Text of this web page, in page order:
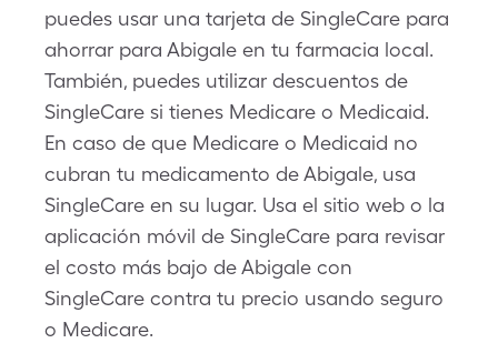
puedes usar una tarjeta de SingleCare para
ahorrar para Abigale en tu farmacia local.
También, puedes utilizar descuentos de
SingleCare si tienes Medicare o Medicaid.
En caso de que Medicare o Medicaid no
cubran tu medicamento de Abigale, usa
SingleCare en su lugar. Usa el sitio web o la
aplicación móvil de SingleCare para revisar
el costo más bajo de Abigale con
SingleCare contra tu precio usando seguro
o Medicare.